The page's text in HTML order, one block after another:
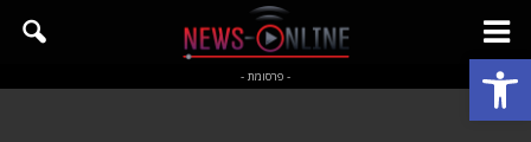
פתח סרגל נגישות - פרסומת -